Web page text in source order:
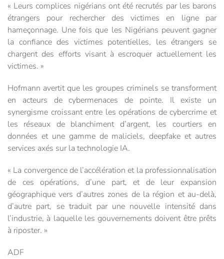
« Leurs complices nigérians ont été recrutés par les barons
étrangers pour rechercher des victimes en ligne par
hameçonnage. Une fois que les Nigérians peuvent gagner
la confiance des victimes potentielles, les étrangers se
chargent des efforts visant à escroquer actuellement les
victimes. »
Hofmann avertit que les groupes criminels se transforment
en acteurs de cybermenaces de pointe. Il existe un
synergisme croissant entre les opérations de cybercrime et
les réseaux de blanchiment d’argent, les courtiers en
données et une gamme de maliciels, deepfake et autres
services axés sur la technologie IA.
« La convergence de l’accélération et la professionnalisation
de ces opérations, d’une part, et de leur expansion
géographique vers d’autres zones de la région et au-delà,
d’autre part, se traduit par une nouvelle intensité dans
l’industrie, à laquelle les gouvernements doivent être prêts
à riposter. »
ADF